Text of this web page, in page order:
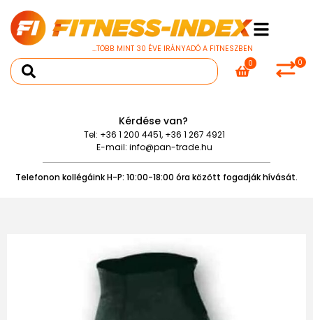
...TÖBB MINT 30 ÉVE IRÁNYADÓ A FITNESZBEN
0
0
Kérdése van?
Tel: +36 1 200 4451, +36 1 267 4921
E-mail: info@pan-trade.hu
Telefonon kollégáink H-P: 10:00-18:00 óra között fogadják hívását.